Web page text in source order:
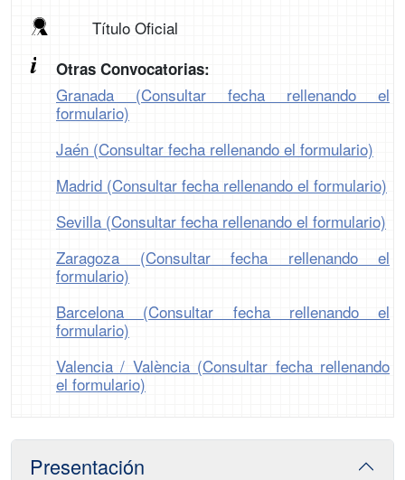
Título Oficial
Otras Convocatorias:
Granada (Consultar fecha rellenando el
formulario)
Jaén (Consultar fecha rellenando el formulario)
Madrid (Consultar fecha rellenando el formulario)
Sevilla (Consultar fecha rellenando el formulario)
Zaragoza (Consultar fecha rellenando el
formulario)
Barcelona (Consultar fecha rellenando el
formulario)
Valencia / València (Consultar fecha rellenando
el formulario)
Presentación